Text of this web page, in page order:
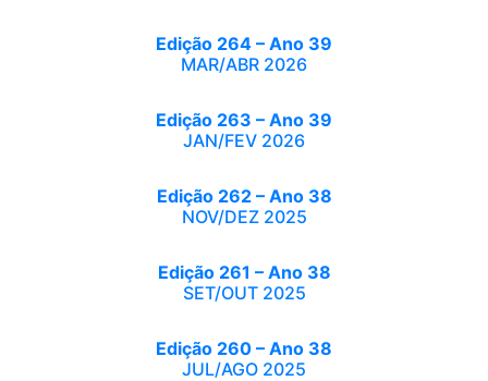
Edição 264 – Ano 39
MAR/ABR 2026
Edição 263 – Ano 39
JAN/FEV 2026
Edição 262 – Ano 38
NOV/DEZ 2025
Edição 261 – Ano 38
SET/OUT 2025
Edição 260 – Ano 38
JUL/AGO 2025